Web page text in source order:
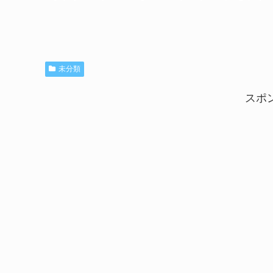
未分類
スポ